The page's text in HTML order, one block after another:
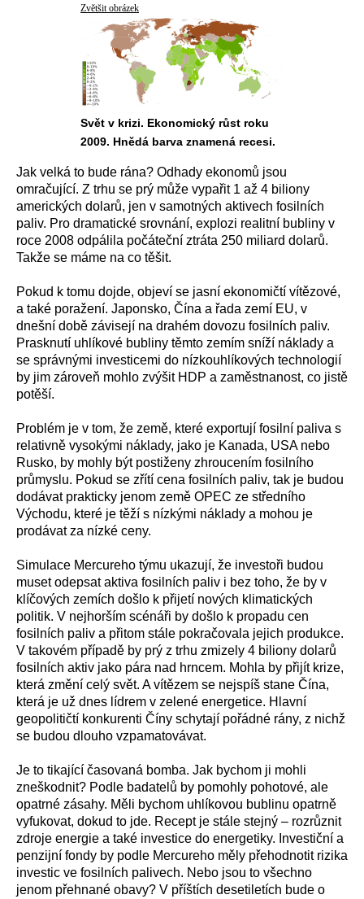
Zvětšit obrázek
Svět v krizi. Ekonomický růst roku
2009. Hnědá barva znamená recesi.
Jak velká to bude rána? Odhady ekonomů jsou
omračující. Z trhu se prý může vypařit 1 až 4 biliony
amerických dolarů, jen v samotných aktivech fosilních
paliv. Pro dramatické srovnání, explozi realitní bubliny v
roce 2008 odpálila počáteční ztráta 250 miliard dolarů.
Takže se máme na co těšit.
Pokud k tomu dojde, objeví se jasní ekonomičtí vítězové,
a také poražení. Japonsko, Čína a řada zemí EU, v
dnešní době závisejí na drahém dovozu fosilních paliv.
Prasknutí uhlíkové bubliny těmto zemím sníží náklady a
se správnými investicemi do nízkouhlíkových technologií
by jim zároveň mohlo zvýšit HDP a zaměstnanost, co jistě
potěší.
Problém je v tom, že země, které exportují fosilní paliva s
relativně vysokými náklady, jako je Kanada, USA nebo
Rusko, by mohly být postiženy zhroucením fosilního
průmyslu. Pokud se zřítí cena fosilních paliv, tak je budou
dodávat prakticky jenom země OPEC ze středního
Východu, které je těží s nízkými náklady a mohou je
prodávat za nízké ceny.
Simulace Mercureho týmu ukazují, že investoři budou
muset odepsat aktiva fosilních paliv i bez toho, že by v
klíčových zemích došlo k přijetí nových klimatických
politik. V nejhorším scénáři by došlo k propadu cen
fosilních paliv a přitom stále pokračovala jejich produkce.
V takovém případě by prý z trhu zmizely 4 biliony dolarů
fosilních aktiv jako pára nad hrncem. Mohla by přijít krize,
která změní celý svět. A vítězem se nejspíš stane Čína,
která je už dnes lídrem v zelené energetice. Hlavní
geopolitičtí konkurenti Číny schytají pořádné rány, z nichž
se budou dlouho vzpamatovávat.
Je to tikající časovaná bomba. Jak bychom ji mohli
zneškodnit? Podle badatelů by pomohly pohotové, ale
opatrné zásahy. Měli bychom uhlíkovou bublinu opatrně
vyfukovat, dokud to jde. Recept je stále stejný – rozrůznit
zdroje energie a také investice do energetiky. Investiční a
penzijní fondy by podle Mercureho měly přehodnotit rizika
investic ve fosilních palivech. Nebo jsou to všechno
jenom přehnané obavy? V příštích desetiletích bude o